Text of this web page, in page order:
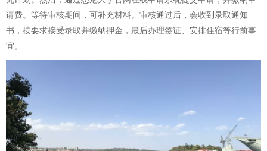
请费。等待审核期间，可补充材料。审核通过后，会收到录取通知
书，按要求接受录取并缴纳押金，最后办理签证、安排住宿等行前事
宜。